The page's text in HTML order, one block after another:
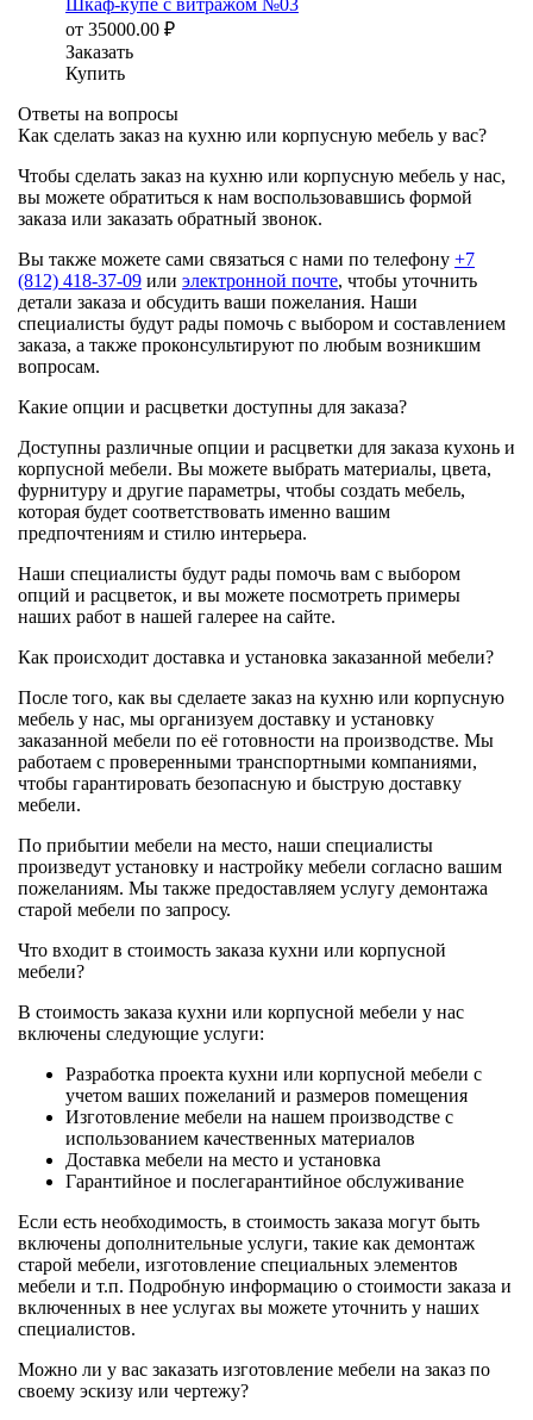
Шкаф-купе с витражом №03
от 35000.00 ₽
Заказать
Купить
Ответы на вопросы
Как сделать заказ на кухню или корпусную мебель у вас?
Чтобы сделать заказ на кухню или корпусную мебель у нас,
вы можете обратиться к нам воспользовавшись формой
заказа или заказать обратный звонок.
Вы также можете сами связаться с нами по телефону +7
(812) 418-37-09 или электронной почте, чтобы уточнить
детали заказа и обсудить ваши пожелания. Наши
специалисты будут рады помочь с выбором и составлением
заказа, а также проконсультируют по любым возникшим
вопросам.
Какие опции и расцветки доступны для заказа?
Доступны различные опции и расцветки для заказа кухонь и
корпусной мебели. Вы можете выбрать материалы, цвета,
фурнитуру и другие параметры, чтобы создать мебель,
которая будет соответствовать именно вашим
предпочтениям и стилю интерьера.
Наши специалисты будут рады помочь вам с выбором
опций и расцветок, и вы можете посмотреть примеры
наших работ в нашей галерее на сайте.
Как происходит доставка и установка заказанной мебели?
После того, как вы сделаете заказ на кухню или корпусную
мебель у нас, мы организуем доставку и установку
заказанной мебели по её готовности на производстве. Мы
работаем с проверенными транспортными компаниями,
чтобы гарантировать безопасную и быструю доставку
мебели.
По прибытии мебели на место, наши специалисты
произведут установку и настройку мебели согласно вашим
пожеланиям. Мы также предоставляем услугу демонтажа
старой мебели по запросу.
Что входит в стоимость заказа кухни или корпусной
мебели?
В стоимость заказа кухни или корпусной мебели у нас
включены следующие услуги:
Разработка проекта кухни или корпусной мебели с
учетом ваших пожеланий и размеров помещения
Изготовление мебели на нашем производстве с
использованием качественных материалов
Доставка мебели на место и установка
Гарантийное и послегарантийное обслуживание
Если есть необходимость, в стоимость заказа могут быть
включены дополнительные услуги, такие как демонтаж
старой мебели, изготовление специальных элементов
мебели и т.п. Подробную информацию о стоимости заказа и
включенных в нее услугах вы можете уточнить у наших
специалистов.
Можно ли у вас заказать изготовление мебели на заказ по
своему эскизу или чертежу?